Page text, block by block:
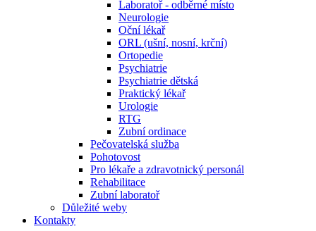
Laboratoř - odběrné místo
Neurologie
Oční lékař
ORL (ušní, nosní, krční)
Ortopedie
Psychiatrie
Psychiatrie dětská
Praktický lékař
Urologie
RTG
Zubní ordinace
Pečovatelská služba
Pohotovost
Pro lékaře a zdravotnický personál
Rehabilitace
Zubní laboratoř
Důležité weby
Kontakty